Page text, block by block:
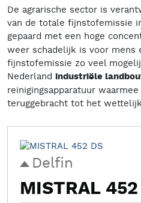
De agrarische sector is
van de totale fijnstofemissie
gepaard met een hoge
weer schadelijk is voor mens
fijnstofemissie zo veel
Nederland industriële
reinigingsapparatuur
teruggebracht tot het
Delfin
MISTRAL